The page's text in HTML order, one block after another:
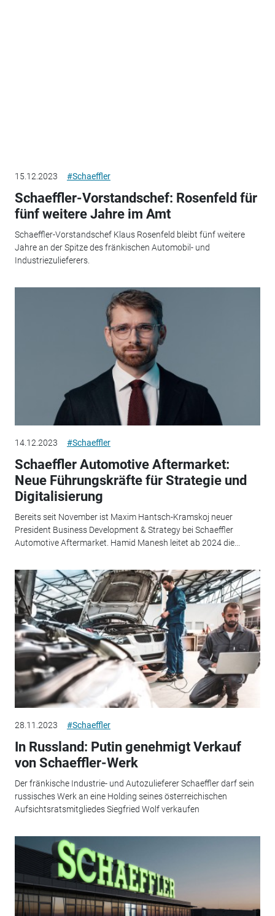
15.12.2023 #Schaeffler
Schaeffler-Vorstandschef: Rosenfeld für
fünf weitere Jahre im Amt
Schaeffler-Vorstandschef Klaus Rosenfeld bleibt fünf weitere
Jahre an der Spitze des fränkischen Automobil- und
Industriezulieferers.
14.12.2023 #Schaeffler
Schaeffler Automotive Aftermarket:
Neue Führungskräfte für Strategie und
Digitalisierung
Bereits seit November ist Maxim Hantsch-Kramskoj neuer
President Business Development & Strategy bei Schaeffler
Automotive Aftermarket. Hamid Manesh leitet ab 2024 die...
28.11.2023 #Schaeffler
In Russland: Putin genehmigt Verkauf
von Schaeffler-Werk
Der fränkische Industrie- und Autozulieferer Schaeffler darf sein
russisches Werk an eine Holding seines österreichischen
Aufsichtsratsmitgliedes Siegfried Wolf verkaufen